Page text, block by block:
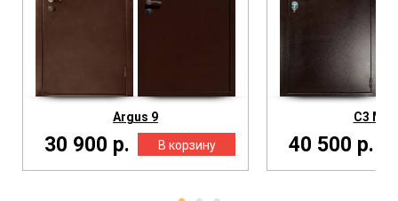
Argus 9
30 900 р.
С3
40 500 р.